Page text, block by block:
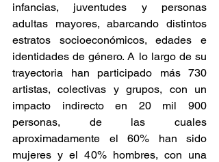
infancias, juventudes y personas
adultas mayores, abarcando distintos
estratos socioeconómicos, edades e
identidades de género. A lo largo de su
trayectoria han participado más 730
artistas, colectivas y grupos, con un
impacto indirecto en 20 mil 900
personas, de las cuales
aproximadamente el 60% han sido
mujeres y el 40% hombres, con una